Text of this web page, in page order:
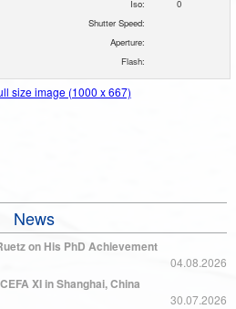
Iso:
0
Shutter Speed:
Aperture:
Flash:
size image (1000 x 667)
News
on His PhD Achievement
04.08.2026
XI in Shanghai, China
30.07.2026